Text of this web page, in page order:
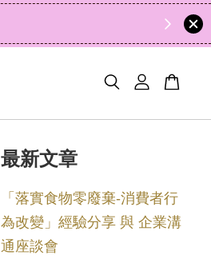
最新文章
「落實食物零廢棄-消費者行
為改變」經驗分享 與 企業溝
通座談會